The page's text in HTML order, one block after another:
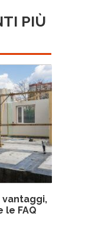
PIÙ
FAQ